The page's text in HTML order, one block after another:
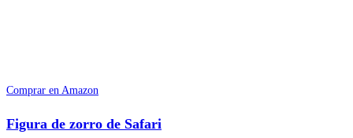
Comprar en Amazon
Figura de zorro de Safari